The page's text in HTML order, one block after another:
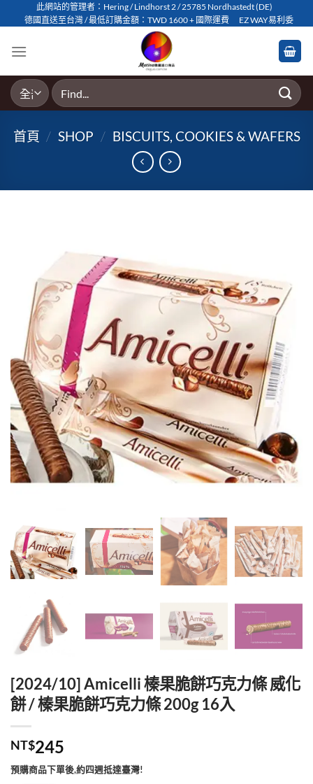
to
此網站的管理者：Hering / Lindhorst 2 / 25785 Nordhastedt (DE)
德國直送至台灣 / 最低訂購金額：TWD 1600 + 國際運費
EZ WAY易利委
搜
尋
鍵
首頁 / SHOP / BISCUITS, COOKIES & WAFERS
[2024/10] Amicelli 榛果脆餅巧克力條 威化
餅 / 榛果脆餅巧克力條 200g 16入
NT$245
預購商品下單後,約四週抵達臺灣!